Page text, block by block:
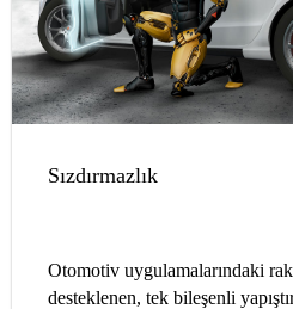
Sızdırmazlık
Otomotiv uygulamalarındaki
desteklenen, tek bileşenli